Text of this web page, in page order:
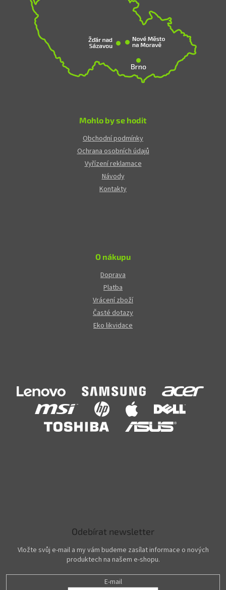
Mohlo by se hodit
Obchodní podmínky
Ochrana osobních údajů
Vyřízení reklamace
Návody
Kontakty
O nákupu
Doprava
Platba
Vrácení zboží
Časté dotazy
Eko likvidace
Odebírat newsletter
Vložte svůj e-mail a my vám budeme zasílat informace o nových
produktech na našem e-shopu.
E-mail